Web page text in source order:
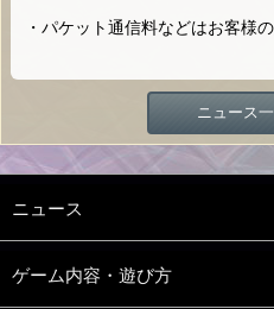
・パケット通信料などはお客様
ニュース
ニュース
ゲーム内容・遊び方